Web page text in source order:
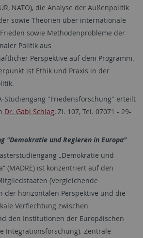
NATO), die Analyse der Außenpolitik
sowie Theorien über internationale
sowie Methodenprobleme der
Politik aus
Perspektive auf dem Programm.
ist Ethik und Praxis in der
Studiengang "Friedensforschung" erteilt
Dr. Gabi Schlag, Zi. 107, Tel. 07071 - 29-
"Demokratie und Regieren in Europa"
„Demokratie und
(MADRE) ist konzentriert auf den
(Vergleichende
der horizontalen Perspektive und die
Verflechtung zwischen
den Institutionen der Europäischen
Integrationsforschung). Zentrale